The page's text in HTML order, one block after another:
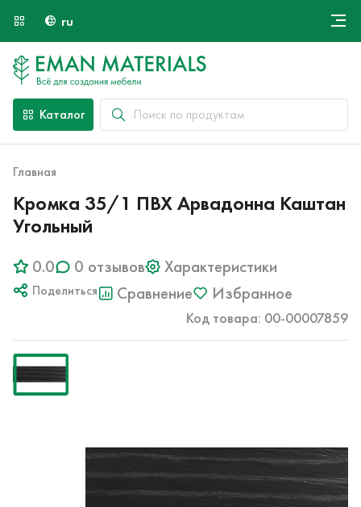
ru
Оплата и доставка
Каталог
Главная
Кромка 35/1 ПВХ Арвадонна Каштан
Угольный
0.0 0 отзывов Характеристики
Поделиться Сравнение Избранное
Код товара: 00-00007859